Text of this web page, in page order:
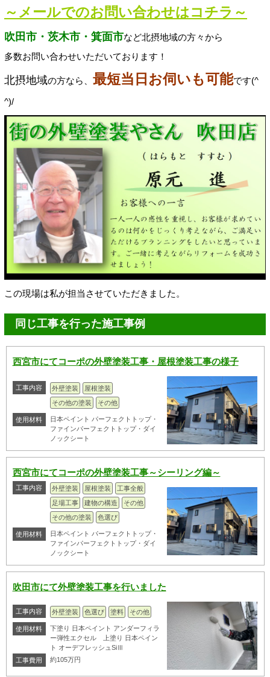
～メールでのお問い合わせはコチラ～
吹田市・茨木市・箕面市など北摂地域の方々から
多数お問い合わせいただいております！
北摂地域の方なら、 最短当日お伺いも可能です(^
^)/
この現場は私が担当させていただきました。
同じ工事を行った施工事例
西宮市にてコーポの外壁塗装工事・屋根塗装工事の様子
工事内容 外壁塗装
屋根塗装
その他の塗装
その他
使用材料
日本ペイント パーフェクトトップ・
ファインパーフェクトトップ・ダイ
ノックシート
西宮市にてコーポの外壁塗装工事～シーリング編～
工事内容 外壁塗装 屋根塗装
工事全般
足場工事
建物の構造
その他
その他の塗装
色選び
使用材料
日本ペイント パーフェクトトップ・
ファインパーフェクトトップ・ダイ
ノックシート
吹田市にて外壁塗装工事を行いました
工事内容 外壁塗装 色選び 塗料 その他
使用材料
下塗り 日本ペイント アンダーフィラ
ー弾性エクセル 上塗り 日本ペイン
ト オーデフレッシュSiⅢ
工事費用
約105万円